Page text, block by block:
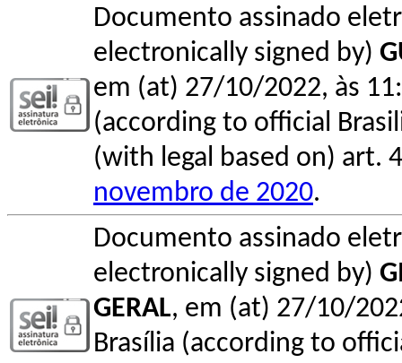
Documento assinado
electronically signed by)
em (at) 27/10/2022, às
(according to official
(with legal based on) art.
novembro de 2020.
Documento assinado
electronically signed by)
GERAL, em (at) 27/10/
Brasília (according to